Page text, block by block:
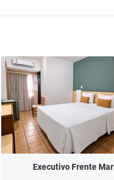
Executivo Frente Mar